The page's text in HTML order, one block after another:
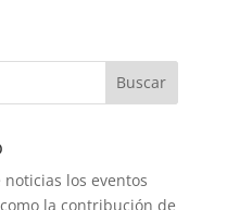
los eventos
la contribución de